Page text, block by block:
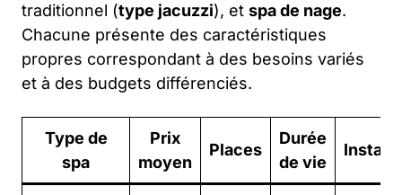
traditionnel (type jacuzzi), et spa de nage.
Chacune présente des caractéristiques
propres correspondant à des besoins variés
et à des budgets différenciés.
Type de
spa
Prix
moyen
Places
Durée
de vie